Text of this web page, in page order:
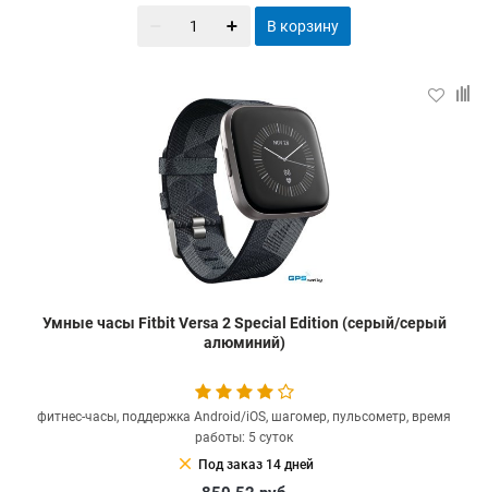
В корзину
Умные часы Fitbit Versa 2 Special Edition (серый/серый
алюминий)
фитнес-часы, поддержка Android/iOS, шагомер, пульсометр, время
работы: 5 суток
clear Под заказ 14 дней